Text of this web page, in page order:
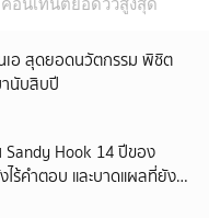
เอ สุดยอดนวัตกรรม พิชิต
นับสิบปี
Sandy Hook 14 ปีของ
ไร้คำตอบ และบาดแผลที่ยัง
จบ